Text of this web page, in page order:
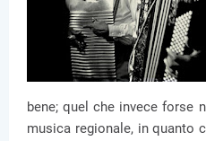
bene; quel che invece forse
musica regionale, in quanto